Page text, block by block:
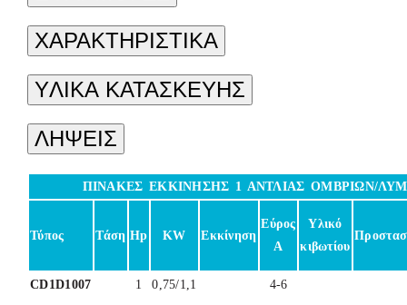
ΧΑΡΑΚΤΗΡΙΣΤΙΚΑ
YΛΙΚΑ ΚΑΤΑΣΚΕΥΗΣ
ΛΗΨΕΙΣ
ΠΙΝΑΚΕΣ ΕΚΚΙΝΗΣΗΣ 1 ΑΝΤΛΙΑΣ ΟΜΒΡΙΩΝ/
Τύπος Τάση Hp KW Εκκίνηση
Εύρος
Α
Υλικό
κιβωτίου
CD1D1007 1 0,75/1,1 4-6